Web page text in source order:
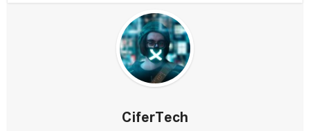
CiferTech